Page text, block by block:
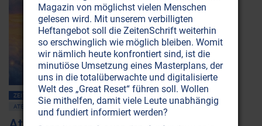
ZEITENSCHRIFT NR. 30, S.34
ATEM • PRANHA • AURA
GESUNDHEIT
Magazin von möglichst vielen Menschen
gelesen wird. Mit unserem verbilligten
Heftangebot soll die ZeitenSchrift weiterhin
so erschwinglich wie möglich bleiben. Womit
wir nämlich heute konfrontiert sind, ist die
minutiöse Umsetzung eines Masterplans, der
uns in die totalüberwachte und digitalisierte
Welt des „Great Reset“ führen soll. Wollen
Sie mithelfen, damit viele Leute unabhängig
und fundiert informiert werden?